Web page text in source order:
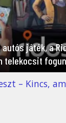
játék, a
telekocsit